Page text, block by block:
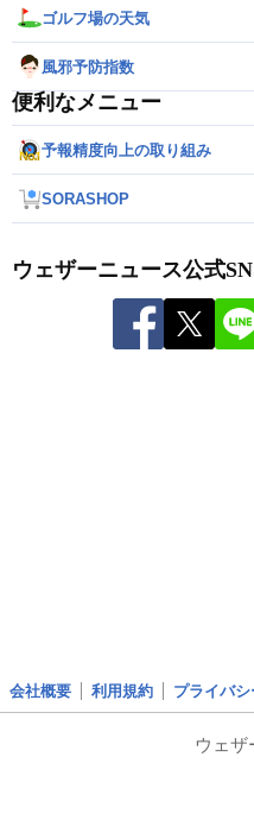
ゴルフ場の天気
風邪予防指数
便利なメニュー
予報精度向上の取り組み
SORASHOP
ウェザーニュース公式
会社概要 利用規約 プライバ
ウェザ